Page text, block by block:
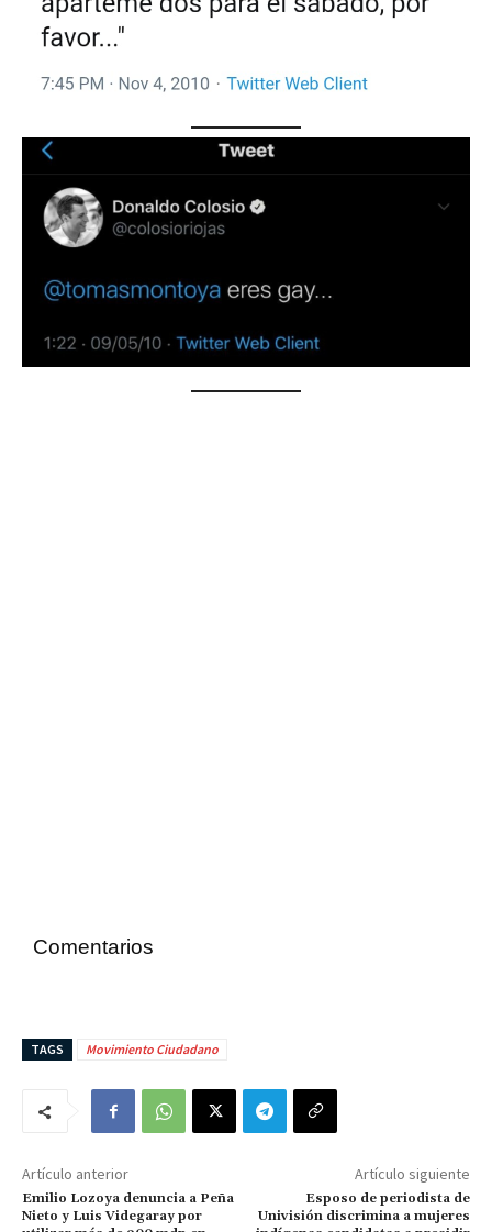
Comentarios
TAGS Movimiento Ciudadano
Artículo anterior
Emilio Lozoya denuncia a Peña
Nieto y Luis Videgaray por
Artículo siguiente
Esposo de periodista de
Univisión discrimina a mujeres